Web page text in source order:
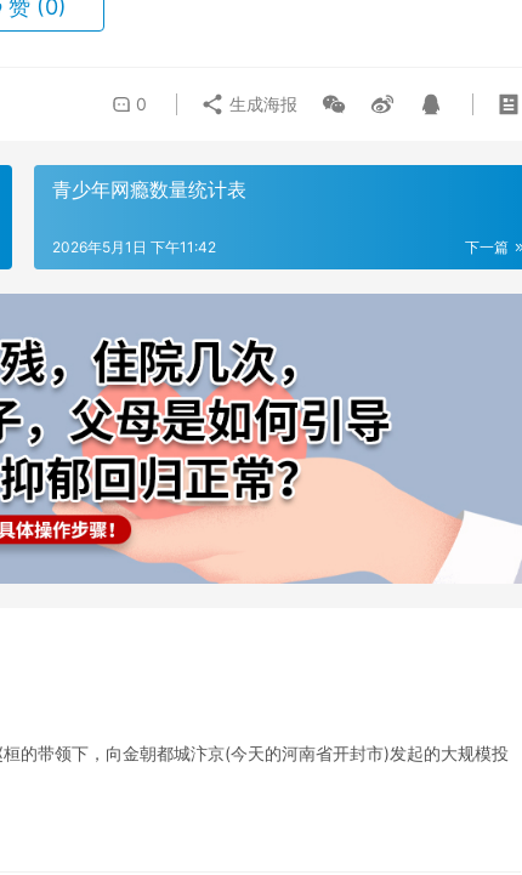
赞 (0)
0 生成海报
青少年网瘾数量统计表
下一篇
2026年5月1日 下午11:42
的带领下，向金朝都城汴京(今天的河南省开封市)发起的大规模投